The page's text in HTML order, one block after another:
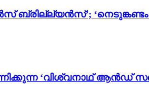
ബ്രില്ല്യൻസ്’; ‘നെടുങ്കണ്ടം
‘വിശ്വനാഥ് ആൻഡ്